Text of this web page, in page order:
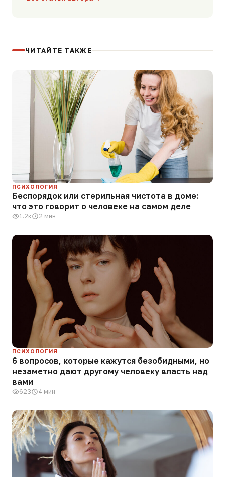
ЧИТАЙТЕ ТАКЖЕ
ПСИХОЛОГИЯ
Беспорядок или стерильная чистота в доме:
что это говорит о человеке на самом деле
1.2к 2 мин
ПСИХОЛОГИЯ
6 вопросов, которые кажутся безобидными, но
незаметно дают другому человеку власть над
вами
623 4 мин